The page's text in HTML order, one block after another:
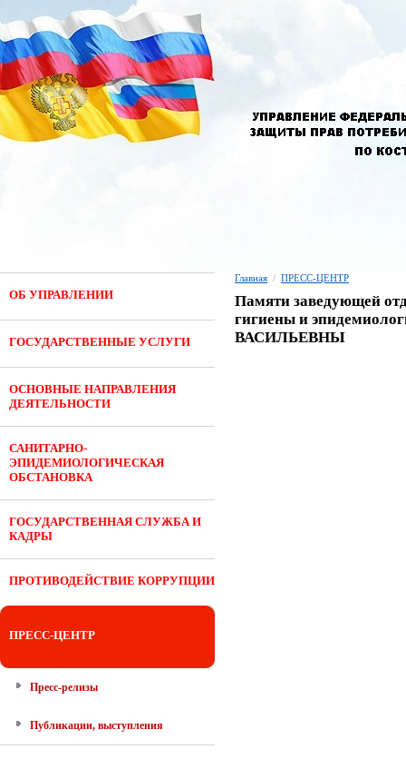
ОБ УПРАВЛЕНИИ
ГОСУДАРСТВЕННЫЕ УСЛУГИ
ОСНОВНЫЕ НАПРАВЛЕНИЯ
ДЕЯТЕЛЬНОСТИ
САНИТАРНО-
ЭПИДЕМИОЛОГИЧЕСКАЯ
ОБСТАНОВКА
ГОСУДАРСТВЕННАЯ СЛУЖБА И
КАДРЫ
ПРОТИВОДЕЙСТВИЕ КОРРУПЦИИ
ПРЕСС-ЦЕНТР
Пресс-релизы
Публикации, выступления
Главная / ПРЕСС-ЦЕНТР
Памяти заведующей
гигиены и
ВАСИЛЬЕВНЫ